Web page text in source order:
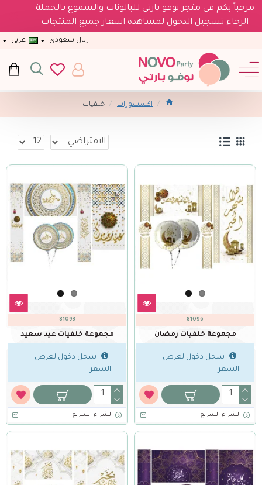
مرحباً بكم فى متجر نوفو بارتي للبالونات والشموع بالجملة
الرجاء تسجيل الدخول لمشاهدة اسعار جميع المنتجات
ريال سعودى عربي
اكسسورات خلفيات
81096
مجموعة خلفيات رمضان
سجل دخول لعرض
السعر
الشراء السريع
81093
مجموعة خلفيات عيد سعيد
سجل دخول لعرض
السعر
الشراء السريع